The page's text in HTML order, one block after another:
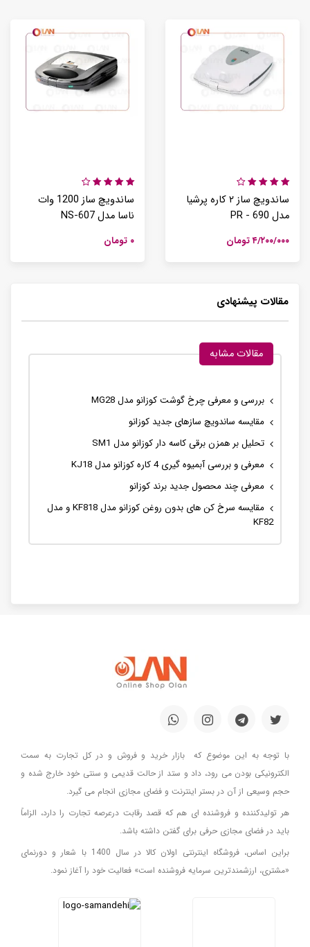
ساندویچ ساز 1200 وات
ناسا مدل NS-607
۰ تومان
ساندویچ ساز ۲ کاره پرشیا
مدل PR - 690
۴/۲۰۰/۰۰۰ تومان
مقالات پیشنهادی
مقالات مشابه
بررسی و معرفی چرخ گوشت کوزانو مدل MG28
مقایسه ساندویچ سازهای جدید کوزانو
تحلیل بر همزن برقی کاسه دار کوزانو مدل SM1
معرفی و بررسی آبمیوه گیری 4 کاره کوزانو مدل KJ18
معرفی چند محصول جدید برند کوزانو
مقایسه سرخ کن های بدون روغن کوزانو مدل KF818 و مدل
KF82
با توجه به این موضوع که بازار خرید و فروش و در کل تجارت به سمت
الکترونیکی بودن می رود، داد و ستد از حالت قدیمی و سنتی خود خارج شده و
حجم وسیعی از آن در بستر اینترنت و فضای مجازی انجام می گیرد.
هر تولیدکننده و فروشنده ای هم که قصد رقابت درعرصه تجارت را دارد، الزاماً
باید در فضای مجازی حرفی برای گفتن داشته باشد.
براین اساس، فروشگاه اینترنتی اولان کالا در سال 1400 با شعار و دورنمای
«مشتری، ارزشمندترین سرمایه فروشنده است» فعالیت خود را آغاز نمود.